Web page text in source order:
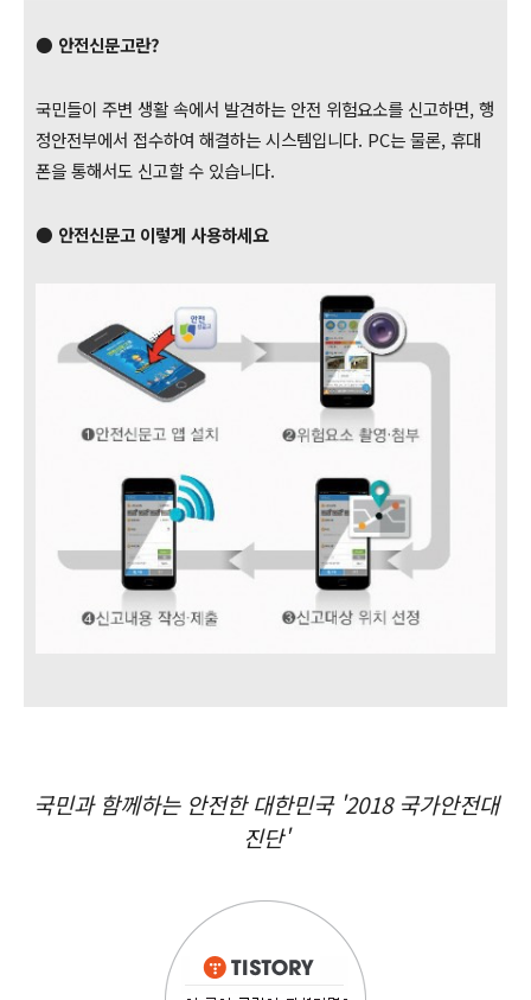
● 안전신문고란?
국민들이 주변 생활 속에서 발견하는 안전 위험요소를 신고하면, 행
정안전부에서 접수하여 해결하는 시스템입니다. PC는 물론, 휴대
폰을 통해서도 신고할 수 있습니다.
● 안전신문고 이렇게 사용하세요
국민과 함께하는 안전한 대한민국 '2018 국가안전대
진단'